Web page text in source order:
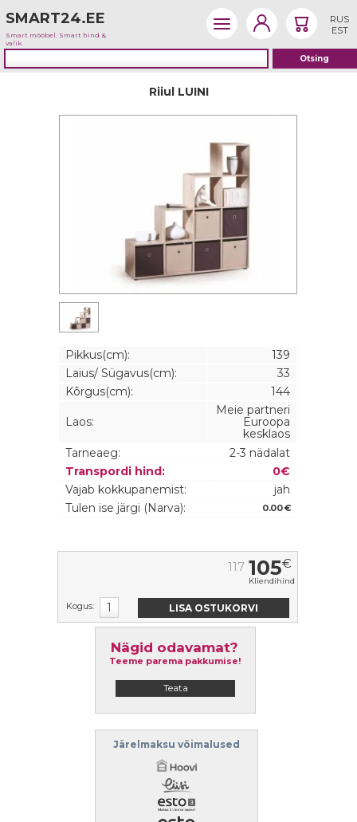
SMART24.EE
Smart mööbel. Smart hind &
valik
RUS
EST
Riiul LUINI
Pikkus(cm):
139
Laius/ Sügavus(cm):
33
Kõrgus(cm):
144
Laos:
Meie partneri
Euroopa
kesklaos
Tarneaeg:
2-3 nädalat
Transpordi hind:
0€
Vajab kokkupanemist:
jah
Tulen ise järgi (Narva):
0.00 €
105€
Kliendihind
117
Kogus:
Nägid odavamat?
Teeme parema pakkumise!
Teata
Järelmaksu võimalused